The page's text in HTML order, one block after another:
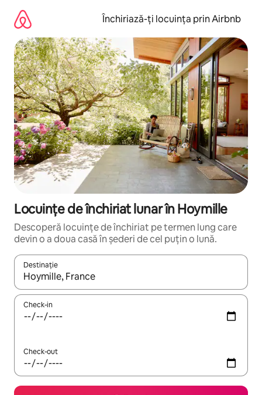
mergi
conținut
Închiriază-ți locuința prin Airbnb
Locuințe de închiriat lunar în Hoymille
Descoperă locuințe de închiriat pe termen lung care
devin o a doua casă în șederi de cel puțin o lună.
Destinație
Când se încarcă rezultatele, navighează folosind tastele
Check-in
Check-out